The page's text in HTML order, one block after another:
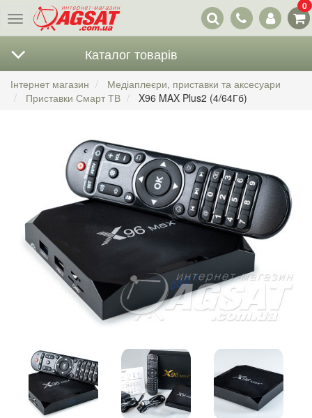
Меню
Наші
контакти
0
Каталог товарів
Інтернет магазин
Медіаплеєри, приставки та аксесуари
Приставки Смарт ТВ
X96 MAX Plus2 (4/64Гб)